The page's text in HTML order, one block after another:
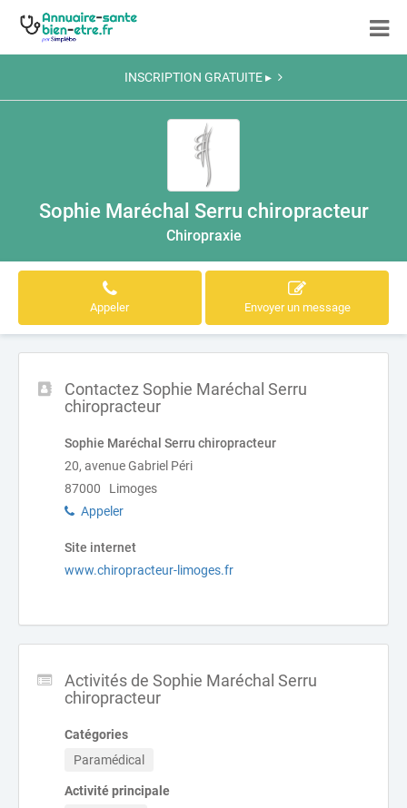
INSCRIPTION GRATUITE ▸
Sophie Maréchal Serru chiropracteur
Chiropraxie
Appeler Envoyer un message
Contactez Sophie Maréchal Serru
chiropracteur
Sophie Maréchal Serru chiropracteur
20, avenue Gabriel Péri
87000 Limoges
Appeler
Site internet
www.chiropracteur-limoges.fr
Activités de Sophie Maréchal Serru
chiropracteur
Catégories
Paramédical
Activité principale